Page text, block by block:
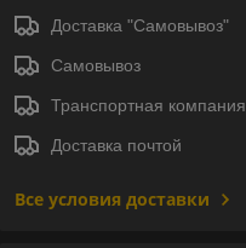
Доставка "Самовывоз"
Самовывоз
Транспортная компания
Доставка почтой
Все условия доставки